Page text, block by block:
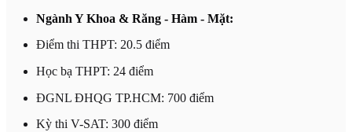
Ngành Y Khoa & Răng - Hàm - Mặt:
Điểm thi THPT: 20.5 điểm
Học bạ THPT: 24 điểm
ĐGNL ĐHQG TP.HCM: 700 điểm
Kỳ thi V-SAT: 300 điểm